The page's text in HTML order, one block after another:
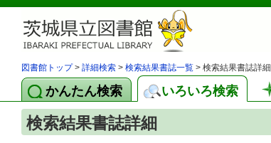
図書館トップ> 詳細検索 > 検索結果書誌一覧 > 検索結果書誌詳細
かんたん検索 いろいろ検索
検索結果書誌詳細